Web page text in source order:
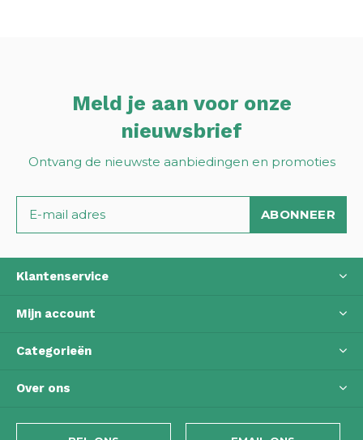
Meld je aan voor onze
nieuwsbrief
Ontvang de nieuwste aanbiedingen en promoties
ABONNEER
Klantenservice
Mijn account
Categorieën
Over ons